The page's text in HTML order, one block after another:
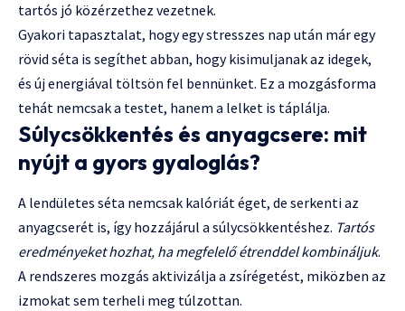
tartós jó közérzethez vezetnek.
Gyakori tapasztalat, hogy egy stresszes nap után már egy
rövid séta is segíthet abban, hogy kisimuljanak az idegek,
és új energiával töltsön fel bennünket. Ez a mozgásforma
tehát nemcsak a testet, hanem a lelket is táplálja.
Súlycsökkentés és anyagcsere: mit
nyújt a gyors gyaloglás?
A lendületes séta nemcsak kalóriát éget, de serkenti az
anyagcserét is, így hozzájárul a súlycsökkentéshez. Tartós
eredményeket hozhat, ha megfelelő étrenddel kombináljuk.
A rendszeres mozgás aktivizálja a zsírégetést, miközben az
izmokat sem terheli meg túlzottan.